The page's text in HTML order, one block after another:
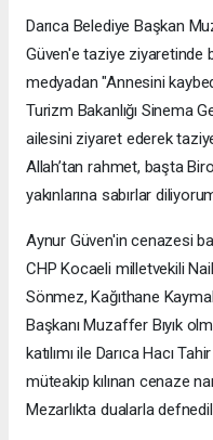
Darıca Belediye Başkan
Güven'e taziye ziyaretinde
medyadan "Annesini
Turizm Bakanlığı Sinema
ailesini ziyaret ederek
Allah’tan rahmet, başta
yakınlarına sabırlar
Aynur Güven'in cenazesi
CHP Kocaeli milletvekili
Sönmez, Kağıthane
Başkanı Muzaffer Bıyık
katılımı ile Darıca Hacı
müteakip kılınan cenaze
Mezarlıkta dualarla